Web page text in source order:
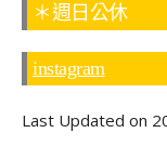
＊週日公休
instagram
Last Updated on